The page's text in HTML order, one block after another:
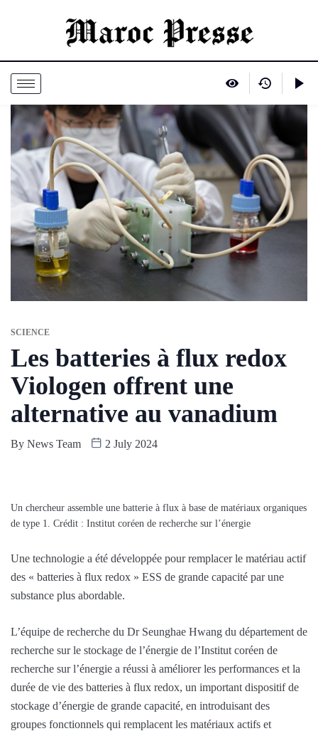
SCIENCE
Les batteries à flux redox
Viologen offrent une
alternative au vanadium
By News Team 2 July 2024
Un chercheur assemble une batterie à flux à base de matériaux organiques
de type 1. Crédit : Institut coréen de recherche sur l’énergie
Une technologie a été développée pour remplacer le matériau actif
des « batteries à flux redox » ESS de grande capacité par une
substance plus abordable.
L’équipe de recherche du Dr Seunghae Hwang du département de
recherche sur le stockage de l’énergie de l’Institut coréen de
recherche sur l’énergie a réussi à améliorer les performances et la
durée de vie des batteries à flux redox, un important dispositif de
stockage d’énergie de grande capacité, en introduisant des
groupes fonctionnels qui remplacent les matériaux actifs et